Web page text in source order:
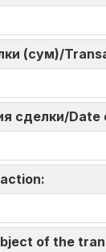
(сум)/
сделки/
of the